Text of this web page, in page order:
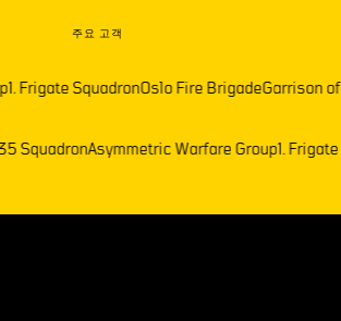
주요 고객
1. Frigate SquadronOslo Fire BrigadeGarrison of
SquadronAsymmetric Warfare Group1.